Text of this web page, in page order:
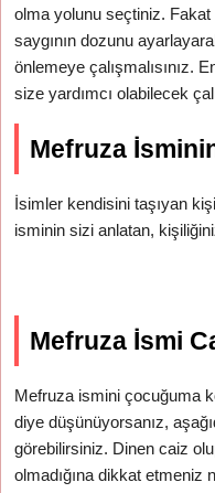
olma yolunu seçtiniz.
saygının dozunu
önlemeye çalışmalısınız.
size yardımcı olabilecek
Mefruza
İsimler kendisini taşıyan
isminin sizi anlatan,
Mefruza İsmi
Mefruza ismini çocuğuma
diye düşünüyorsanız,
görebilirsiniz. Dinen caiz
olmadığına dikkat etmeniz